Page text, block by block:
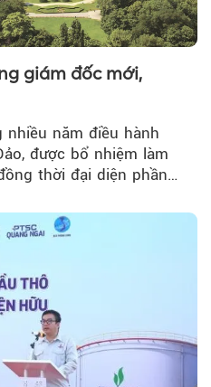
giám đốc mới,
nhiều năm điều hành
được bổ nhiệm làm
thời đại diện phần